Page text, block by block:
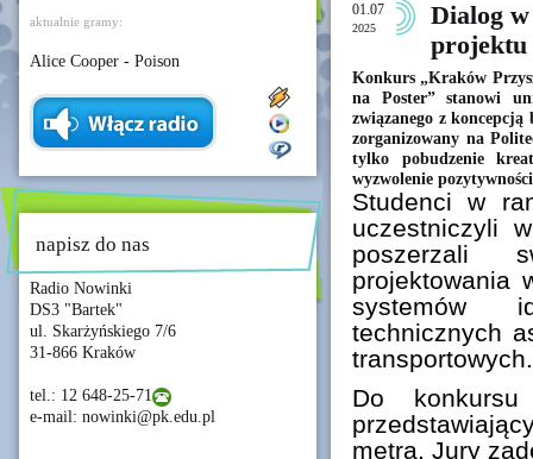
aktualnie gramy:
Alice Cooper - Poison
napisz do nas
Radio Nowinki
DS3 "Bartek"
ul. Skarżyńskiego 7/6
31-866 Kraków
tel.: 12 648-25-71
e-mail: nowinki@pk.edu.pl
01.07
2025
Dialog
projektu
Konkurs „Kraków
na Poster” stanowi
związanego z
zorganizowany na
tylko pobudzenie
wyzwolenie
Studenci w
uczestniczyli
poszerzali
projektowania
systemów
technicznych
transportowych.
Do
metra. Jury